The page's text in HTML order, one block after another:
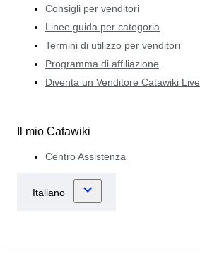
Consigli per venditori
Linee guida per categoria
Termini di utilizzo per venditori
Programma di affiliazione
Diventa un Venditore Catawiki Live
Il mio Catawiki
Centro Assistenza